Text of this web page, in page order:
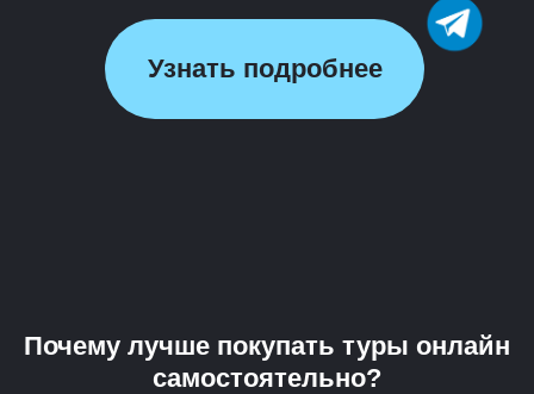
Почему лучше покупать туры онлайн
самостоятельно?